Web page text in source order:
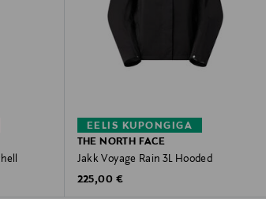
EELIS KUPONGIGA
THE NORTH FACE
Jakk Voyage Rain 3L Hooded
Original Price
225,00 €